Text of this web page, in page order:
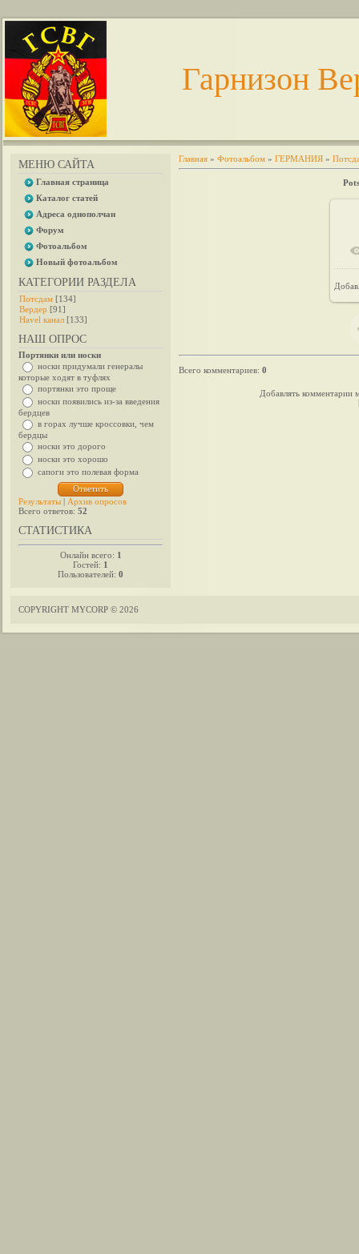
Гарнизон
МЕНЮ САЙТА
Главная страница
Каталог статей
Адреса однополчан
Форум
Фотоальбом
Новый фотоальбом
КАТЕГОРИИ РАЗДЕЛА
Потсдам [134]
Вердер [91]
Havel канал [133]
НАШ ОПРОС
Портянки или носки
носки придумали генералы
которые ходят в туфлях
портянки это проще
носки появились из-за введения
бердцев
в горах лучше кроссовки, чем
бердцы
носки это дорого
носки это хорошо
сапоги это полевая форма
Результаты | Архив опросов
Всего ответов: 52
СТАТИСТИКА
Онлайн всего: 1
Гостей: 1
Пользователей: 0
Главная » Фотоальбом » ГЕРМАНИЯ »
Всего комментариев: 0
Добавлять комментарии
COPYRIGHT MYCORP © 2026